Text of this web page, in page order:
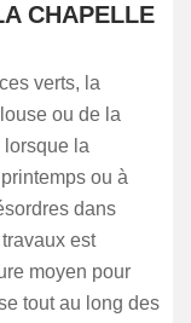
CHAPELLE
verts, la
ou de la
la
ou à
dans
est
moyen pour
tout au long des